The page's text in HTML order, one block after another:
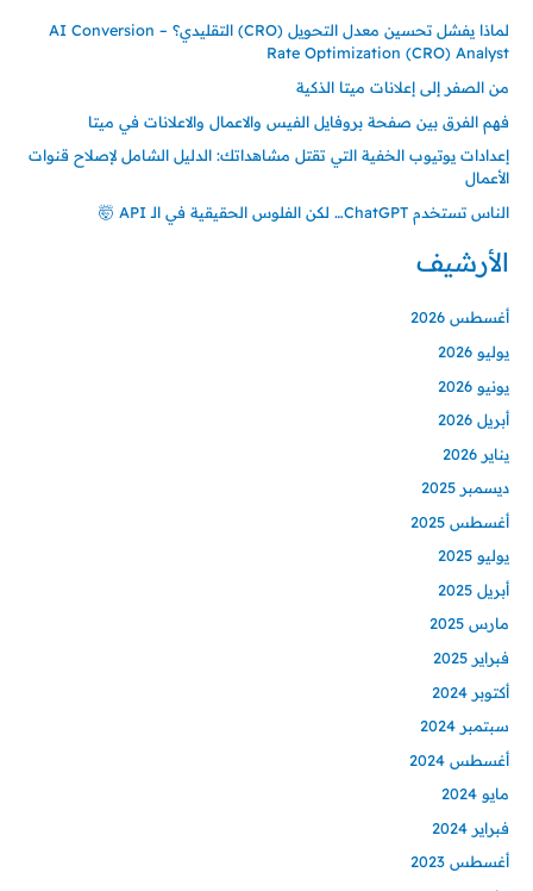
لماذا يفشل تحسين معدل التحويل (CRO) التقليدي؟ – AI Conversion
Rate Optimization (CRO) Analyst
من الصفر إلى إعلانات ميتا الذكية
فهم الفرق بين صفحة بروفايل الفيس والاعمال والاعلانات في ميتا
إعدادات يوتيوب الخفية التي تقتل مشاهداتك: الدليل الشامل لإصلاح قنوات
الأعمال
الناس تستخدم ChatGPT… لكن الفلوس الحقيقية في الـ API 🤯
الأرشيف
أغسطس 2026
يوليو 2026
يونيو 2026
أبريل 2026
يناير 2026
ديسمبر 2025
أغسطس 2025
يوليو 2025
أبريل 2025
مارس 2025
فبراير 2025
أكتوبر 2024
سبتمبر 2024
أغسطس 2024
مايو 2024
فبراير 2024
أغسطس 2023